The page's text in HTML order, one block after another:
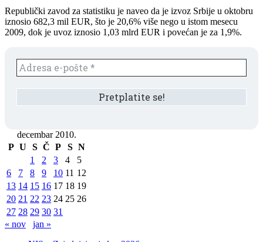
Republički zavod za statistiku je naveo da je izvoz Srbije u oktobru
iznosio 682,3 mil EUR, što je 20,6% više nego u istom mesecu
2009, dok je uvoz iznosio 1,03 mlrd EUR i povećan je za 1,9%.
decembar 2010.
P U S Č P S N
1
2 3 4
5
6
7 8 9 10 11 12
13 14 15 16 17 18 19
20 21 22 23 24 25 26
27 28 29 30 31
« nov
jan »